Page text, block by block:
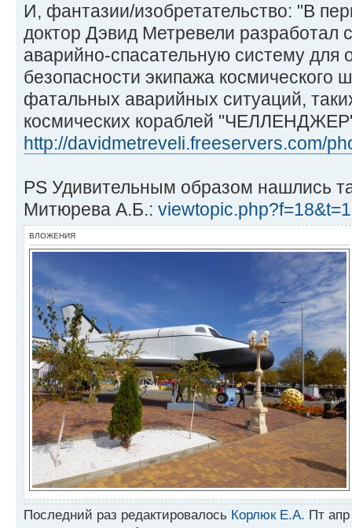
И, фантазии/изобретательство: "В
доктор Дэвид Метревели разработал
аварийно-спасательную систему для
безопасности экипажа космического
фатальных аварийных ситуаций,
космических кораблей
http://davidmetreveli.freeservers.com/
PS Удивительным образом нашлись
Митюрева А.Б.:
ВЛОЖЕНИЯ
Последний раз редактировалось Корлюк Е.А. Пт